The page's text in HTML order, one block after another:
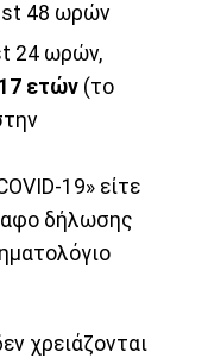
48 ωρών
24 ωρών,
ετών (το
19» είτε
δήλωσης
χρειάζονται